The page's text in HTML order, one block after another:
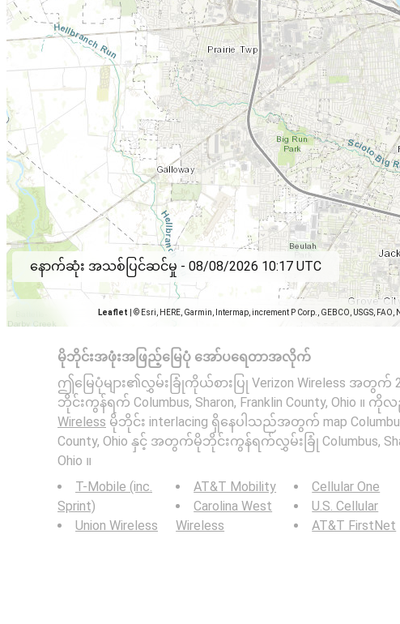
Leaflet © Esri, HERE, Garmin, Intermap, increment P Corp., GEBCO, USGS,
နောက်ဆုံး အသစ်ပြင်ဆင်မှု - 08/08/2026 10:17 UTC
မိုဘိုင်းအဖုံးအဖြည့်မြေပုံ အော်ပရေတာအလိုက်
ဤမြေပုံများ၏လွှမ်းခြုံကိုယ်စားပြု Verizon Wireless အတွက်
ဘိုင်းကွန်ရက် Columbus, Sharon, Franklin County, Ohio ။
Wireless မိုဘိုင်း interlacing ရှိနေပါသည်အတွက် map Columbus,
County, Ohio နှင့် အတွက်မိုဘိုင်းကွန်ရက်လွှမ်းခြုံ Columbus,
Ohio ။
T-Mobile (inc.
Sprint)
Union Wireless
AT&T Mobility
Carolina West
Wireless
Cellular One
U.S. Cellular
AT&T FirstNet